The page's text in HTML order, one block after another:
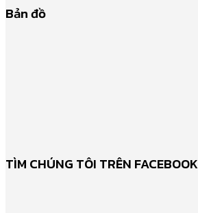
Bản đồ
TÌM CHÚNG TÔI TRÊN FACEBOOK